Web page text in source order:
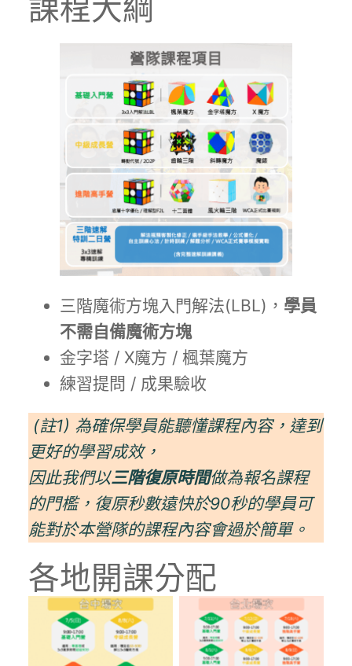
課程大綱
三階魔術方塊入門解法(LBL)， 學員
不需自備魔術方塊
金字塔 / X魔方 / 楓葉魔方
練習提問 / 成果驗收
(註1) 為確保學員能聽懂課程內容，達到
更好的學習成效，
因此我們以三階復原時間做為報名課程
的門檻，復原秒數遠快於90秒的學員可
能對於本營隊的課程內容會過於簡單。
各地開課分配